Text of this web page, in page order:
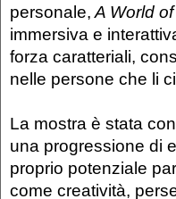
personale, A World
immersiva e
forza caratteriali,
nelle persone che li
La mostra è stata
una progressione di
proprio potenziale
come creatività,